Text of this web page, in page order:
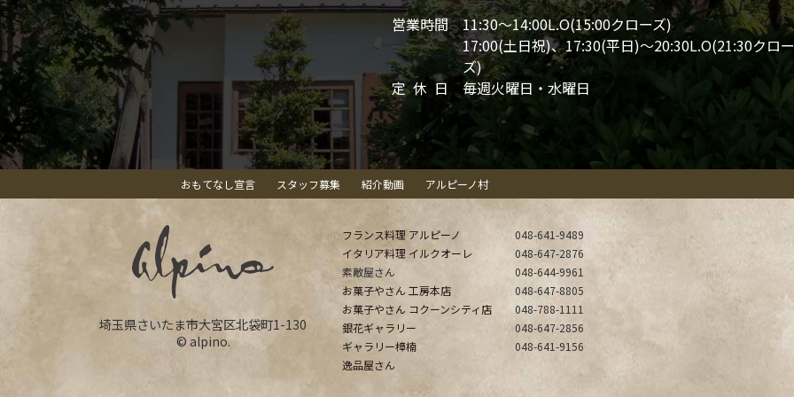
営業時間
11:30～14:00L.O(15:00クローズ)
17:00(土日祝)、17:30(平日)～20:30L.O(21:30クロー
ズ)
定休日
毎週火曜日・水曜日
おもてなし宣言 スタッフ募集 紹介動画 アルピーノ村
埼玉県さいたま市大宮区北袋町1-130
© alpino.
フランス料理 アルピーノ
048-641-9489
イタリア料理 イルクオーレ
048-647-2876
素敵屋さん
048-644-9961
お菓子やさん 工房本店
048-647-8805
お菓子やさん コクーンシティ店
048-788-1111
銀花ギャラリー
048-647-2856
ギャラリー樟楠
048-641-9156
逸品屋さん